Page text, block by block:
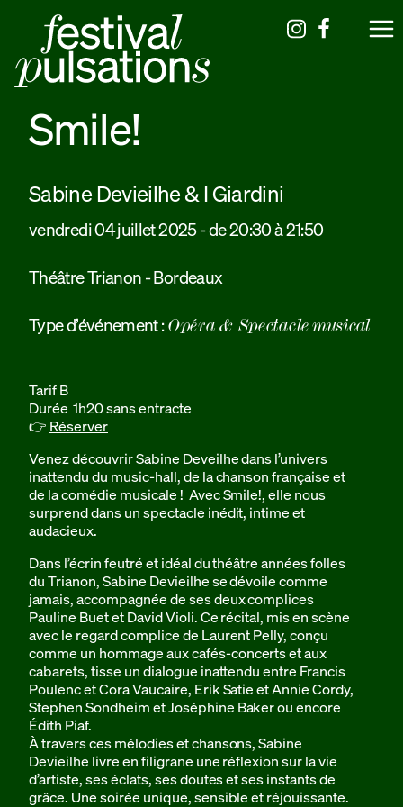
Smile!
Sabine Devieilhe & I Giardini
vendredi 04 juillet 2025 - de 20:30 à 21:50
Théâtre Trianon - Bordeaux
Type d’événement : Opéra & Spectacle musical
Tarif B
Durée 1h20 sans entracte
👉 Réserver
Venez découvrir Sabine Deveilhe dans l’univers
inattendu du music-hall, de la chanson française et
de la comédie musicale ! Avec Smile!, elle nous
surprend dans un spectacle inédit, intime et
audacieux.
Dans l’écrin feutré et idéal du théâtre années folles
du Trianon, Sabine Devieilhe se dévoile comme
jamais, accompagnée de ses deux complices
Pauline Buet et David Violi. Ce récital, mis en scène
avec le regard complice de Laurent Pelly, conçu
comme un hommage aux cafés-concerts et aux
cabarets, tisse un dialogue inattendu entre Francis
Poulenc et Cora Vaucaire, Erik Satie et Annie Cordy,
Stephen Sondheim et Joséphine Baker ou encore
Édith Piaf.
À travers ces mélodies et chansons, Sabine
Devieilhe livre en filigrane une réflexion sur la vie
d’artiste, ses éclats, ses doutes et ses instants de
grâce. Une soirée unique, sensible et réjouissante.